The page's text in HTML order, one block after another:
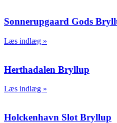
Sonnerupgaard Gods
Læs indlæg »
Herthadalen Bryllup
Læs indlæg »
Holckenhavn Slot Bryllup